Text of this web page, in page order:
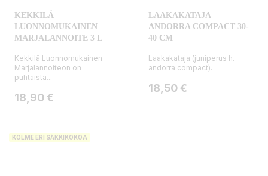
KEKKILÄ
LUONNOMUKAINEN
MARJALANNOITE 3 L
Kekkilä Luonnomukainen
Marjalannoiteon on
puhtaista...
Hinta
18,90 €
LAAKAKATAJA
ANDORRA COMPACT 30-
40 CM
Laakakataja (juniperus h.
andorra compact).
Hinta
18,50 €
KOLME ERI SÄKKIKOKOA